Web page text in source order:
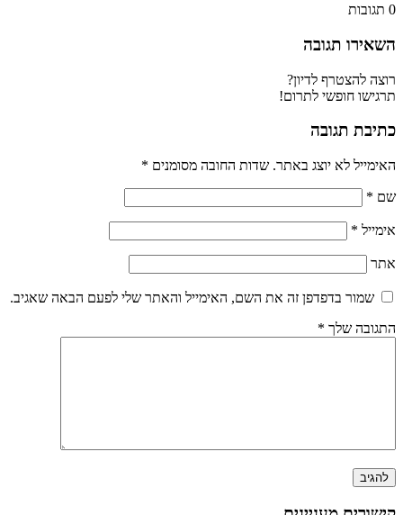
0 תגובות
השאירו תגובה
רוצה להצטרף לדיון?
תרגישו חופשי לתרום!
כתיבת תגובה
האימייל לא יוצג באתר. שדות החובה מסומנים *
שם *
אימייל *
אתר
שמור בדפדפן זה את השם, האימייל והאתר שלי לפעם הבאה שאגיב.
התגובה שלך *